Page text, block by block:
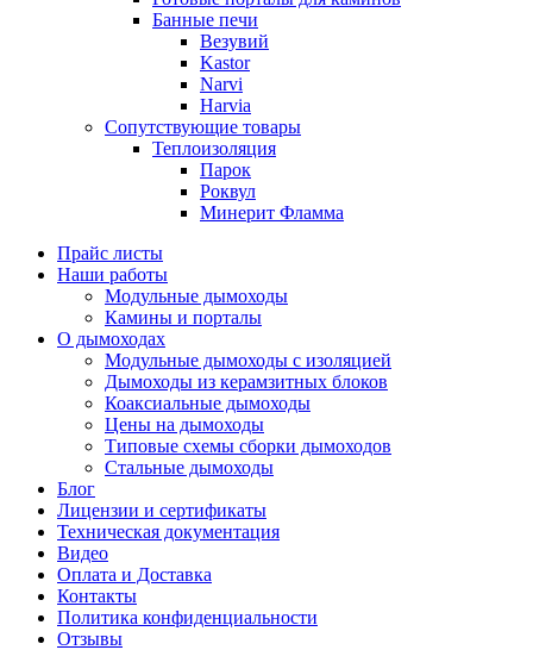
Банные печи
Везувий
Kastor
Narvi
Harvia
Сопутствующие товары
Теплоизоляция
Парок
Роквул
Минерит Фламма
Прайс листы
Наши работы
Модульные дымоходы
Камины и порталы
О дымоходах
Модульные дымоходы с изоляцией
Дымоходы из керамзитных блоков
Коаксиальные дымоходы
Цены на дымоходы
Типовые схемы сборки дымоходов
Стальные дымоходы
Блог
Лицензии и сертификаты
Техническая документация
Видео
Оплата и Доставка
Контакты
Политика конфиденциальности
Отзывы